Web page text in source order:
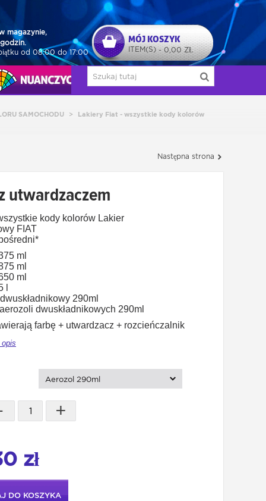
MÓJ KOSZYK
ITEM(S) - 0,00 ZŁ
magazynie,
od 08:00 do 17:00
NUAŃCZYCY
SAMOCHODU > Lakiery Fiat - wszystkie kody kolorów
Następna strona
utwardzaczem
kody kolorów Lakier
FIAT
ml
ml
ml
l
290ml
dwuskładnikowych 290ml
farbę + utwardzacz + rozcieńczalnik
opis
Aerozol 290ml
+
zł
DO KOSZYKA